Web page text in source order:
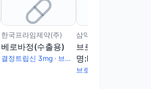
한국프라임제약(주)
베로바정(수출용)
결정트립신 3mg · 브로멜라인 120mg
삼익제약(주)
브로제정(수출
명:Brolasin Tab.)(수
출용)